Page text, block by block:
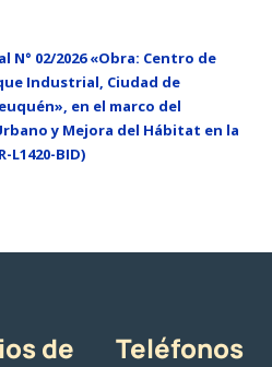
N° 02/2026 «Obra: Centro de
Industrial, Ciudad de
en el marco del
y Mejora del Hábitat en la
L1420-BID)
de
Teléfonos